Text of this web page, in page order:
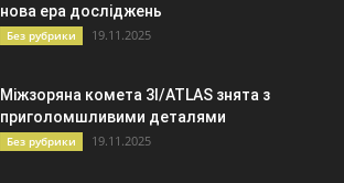
нова ера досліджень
Без рубрики 19.11.2025
Міжзоряна комета 3I/ATLAS знята з
приголомшливими деталями
Без рубрики 19.11.2025